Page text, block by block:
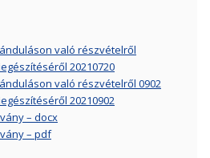
való részvételről
20210720
való részvételről 0902
20210902
– docx
– pdf